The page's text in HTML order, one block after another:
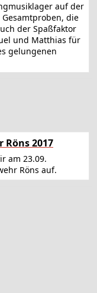
auf der
die
der Spaßfaktor
und Matthias für
gelungenen
2017
am 23.09.
Röns auf.